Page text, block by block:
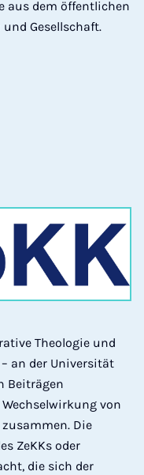
aus dem öffentlichen
Gesellschaft.
Theologie und
an der Universität
Beiträgen
von
Die
ZeKKs oder
die sich der